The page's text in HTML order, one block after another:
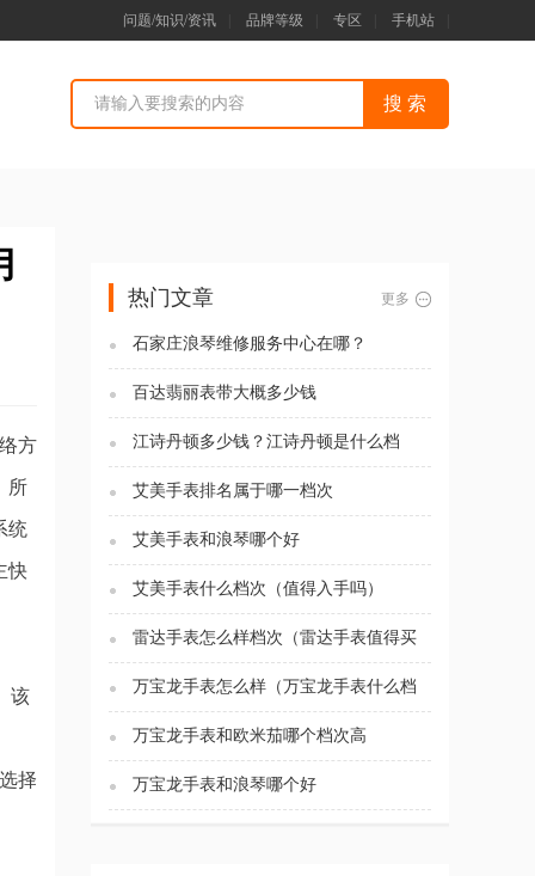
问题/知识/资讯 品牌等级 专区 手机站
方
所
统
快
该
择
热门文章 更多
石家庄浪琴维修服务中心在哪？
百达翡丽表带大概多少钱
江诗丹顿多少钱？江诗丹顿是什么档
次？
艾美手表排名属于哪一档次
艾美手表和浪琴哪个好
艾美手表什么档次（值得入手吗）
雷达手表怎么样档次（雷达手表值得买
吗)
万宝龙手表怎么样（万宝龙手表什么档
次）
万宝龙手表和欧米茄哪个档次高
万宝龙手表和浪琴哪个好